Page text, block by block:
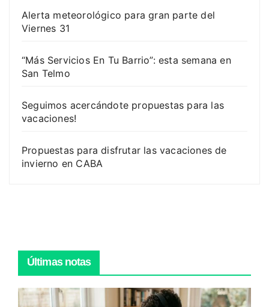
Alerta meteorológico para gran parte del
Viernes 31
“Más Servicios En Tu Barrio”: esta semana en
San Telmo
Seguimos acercándote propuestas para las
vacaciones!
Propuestas para disfrutar las vacaciones de
invierno en CABA
Últimas notas